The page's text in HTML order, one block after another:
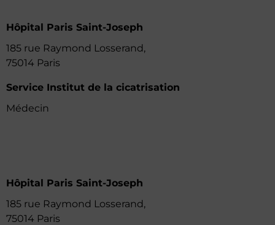
Hôpital Paris Saint-Joseph
185 rue Raymond Losserand,
75014 Paris
Service Institut de la cicatrisation
Médecin
Hôpital Paris Saint-Joseph
185 rue Raymond Losserand,
75014 Paris